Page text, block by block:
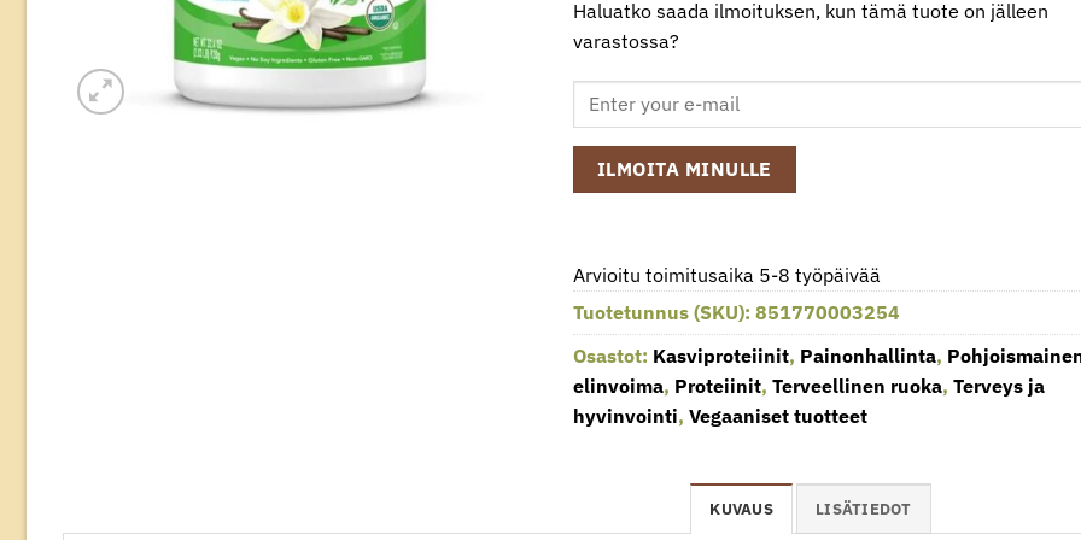
Haluatko saada ilmoituksen, kun tämä tuote on jälleen
varastossa?
ILMOITA MINULLE
Arvioitu toimitusaika 5-8 työpäivää
Tuotetunnus (SKU):851770003254
Osastot: Kasviproteiinit, Painonhallinta,
elinvoima, Proteiinit,Terveellinen ruoka,Terveys ja
hyvinvointi,Vegaaniset tuotteet
KUVAUS LISÄTIEDOT